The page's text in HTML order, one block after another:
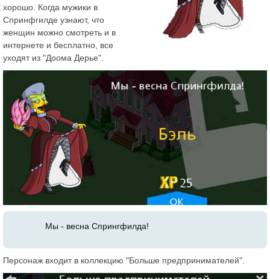
хорошо. Когда мужики в
Спринфгилде узнают, что
женщин можно смотреть и в
интернете и бесплатно, все
уходят из "Доома Дерье".
Мы - весна Спрингфилда!
Персонаж входит в коллекцию "Больше предпринимателей".